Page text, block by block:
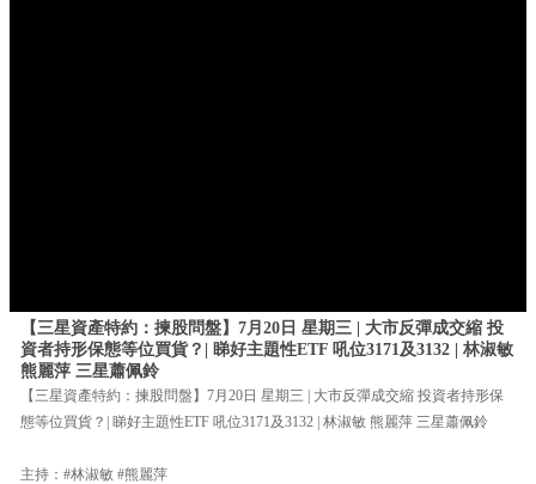
【三星資產特約：揀股問盤】7月20日 星期三 | 大市反彈成交縮 投
資者持形保態等位買貨？| 睇好主題性ETF 吼位3171及3132 | 林淑敏
熊麗萍 三星蕭佩鈴
【三星資產特約：揀股問盤】7月20日 星期三 | 大市反彈成交縮 投資者持形保
態等位買貨？| 睇好主題性ETF 吼位3171及3132 | 林淑敏 熊麗萍 三星蕭佩鈴
主持：#林淑敏 #熊麗萍